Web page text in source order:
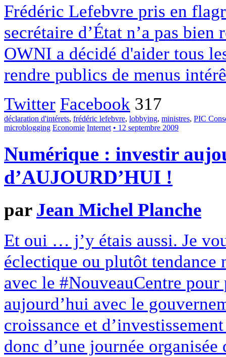
Frédéric Lefebvre pris en
secrétaire d’État n’a pas
OWNI a décidé d'aider tous
rendre publics de menus
Twitter Facebook 317
déclaration d'intérets, frédéric lefebvre, lobbying, ministres, PIC
microblogging Economie Internet • 12 septembre 2009
Numérique : investir
d’AUJOURD’HUI !
par Jean Michel Planche
Et oui … j’y étais aussi. Je
éclectique ou plutôt
avec le #NouveauCentre
aujourd’hui avec le
croissance et
donc d’une journée